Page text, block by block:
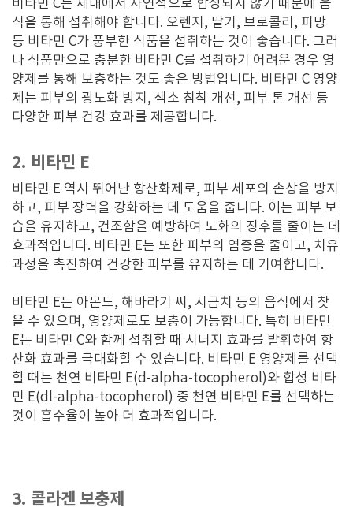
비타민 C는 체내에서 자연적으로 합성되지 않기 때문에 음
식을 통해 섭취해야 합니다. 오렌지, 딸기, 브로콜리, 피망
등 비타민 C가 풍부한 식품을 섭취하는 것이 좋습니다. 그러
나 식품만으로 충분한 비타민 C를 섭취하기 어려운 경우 영
양제를 통해 보충하는 것도 좋은 방법입니다. 비타민 C 영양
제는 피부의 광노화 방지, 색소 침착 개선, 피부 톤 개선 등
다양한 피부 건강 효과를 제공합니다.
2. 비타민 E
비타민 E 역시 뛰어난 항산화제로, 피부 세포의 손상을 방지
하고, 피부 장벽을 강화하는 데 도움을 줍니다. 이는 피부 보
습을 유지하고, 건조함을 예방하여 노화의 징후를 줄이는 데
효과적입니다. 비타민 E는 또한 피부의 염증을 줄이고, 치유
과정을 촉진하여 건강한 피부를 유지하는 데 기여합니다.
비타민 E는 아몬드, 해바라기 씨, 시금치 등의 음식에서 찾
을 수 있으며, 영양제로도 보충이 가능합니다. 특히 비타민
E는 비타민 C와 함께 섭취할 때 시너지 효과를 발휘하여 항
산화 효과를 극대화할 수 있습니다. 비타민 E 영양제를 선택
할 때는 천연 비타민 E(d-alpha-tocopherol)와 합성 비타
민 E(dl-alpha-tocopherol) 중 천연 비타민 E를 선택하는
것이 흡수율이 높아 더 효과적입니다.
3. 콜라겐 보충제